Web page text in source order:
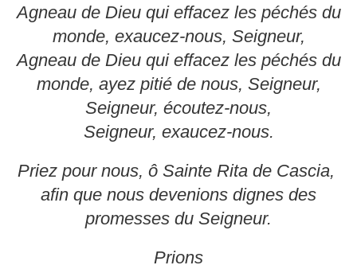
Agneau de Dieu qui effacez les péchés du
monde, exaucez-nous, Seigneur,
Agneau de Dieu qui effacez les péchés du
monde, ayez pitié de nous, Seigneur,
Seigneur, écoutez-nous,
Seigneur, exaucez-nous.
Priez pour nous, ô Sainte Rita de Cascia,
afin que nous devenions dignes des
promesses du Seigneur.
Prions